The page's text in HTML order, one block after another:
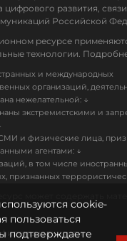
цифрового развития,
Российской
ресурсе
технологии.
и международных
организаций,
нежелательной: ↓
экстремистскими и
и физические лица,
агентами: ↓
в том числе
признанных
cookie-
пользоваться
подтверждаете